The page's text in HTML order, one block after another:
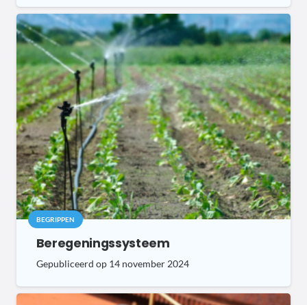
BEGRIPPEN
Beregeningssysteem
Gepubliceerd op 14 november 2024